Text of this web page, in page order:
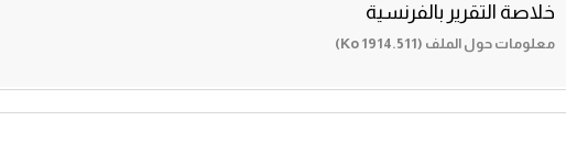
خلاصة التقرير بالفرنسية
معلومات حول الملف (1914.511 Ko)